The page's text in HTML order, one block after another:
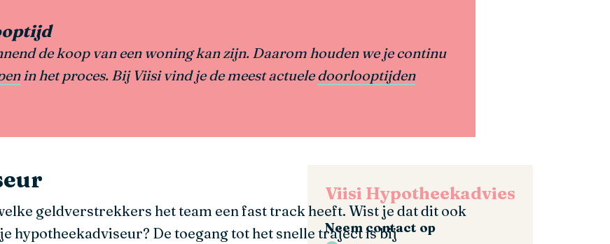
de koop van een woning kan zijn. Daarom houden we je continu
in het proces. Bij Viisi vind je de meest actueledoorlooptijden
Viisi Hypotheekadvies
Neem contact op
geldverstrekkers het team een fast track heeft. Wist je dat dit ook
hypotheekadviseur? De toegang tot het snelle traject is bij